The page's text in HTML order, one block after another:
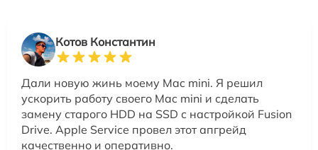
Котов Константин
Дали новую жинь моему Mac mini. Я решил
ускорить работу своего Mac mini и сделать
замену старого HDD на SSD с настройкой Fusion
Drive. Apple Service провел этот апгрейд
качественно и оперативно.